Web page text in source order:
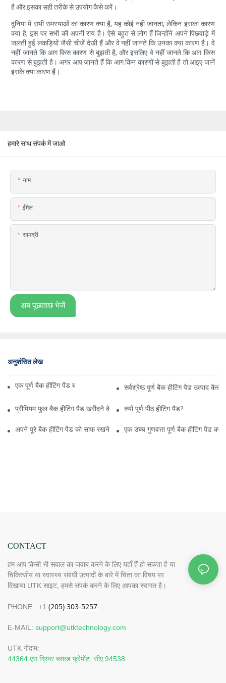
है और इसका सही तरीके से उपयोग कैसे करें।
दुनिया में सभी समस्याओं का कारण क्या है, यह कोई नहीं जानता, लेकिन इसका कारण
क्या है, इस पर सभी की अपनी राय है। ऐसे बहुत से लोग हैं जिन्होंने अपने पिछवाड़े में
जलती हुई लकड़ियों जैसी चीजें देखी हैं और वे नहीं जानते कि उनका क्या कारण है। वे
नहीं जानते कि आग किस कारण से बुझती है, और इसलिए वे नहीं जानते कि आग किस
कारण से बुझती है। अगर आप जानते हैं कि आग किन कारणों से बुझती है तो आइए जानें
इसके क्या कारण हैं।
हमारे साथ संपर्क में जाओ
नाम
ईमेल
सामग्री
अब पूछताछ भेजें
अनुशंसित लेख
एक पूर्ण बैक हीटिंग पैड बनाने के लिए 5 आसान कदमसर्वश्रेष्ठ पूर्ण बैक हीटिंग पैड उत्पाद कैसे
प्रीमियम फुल बैक हीटिंग पैड खरीदने के लिए एक गाइडक्यों पूर्ण पीठ हीटिंग पैड?
अपने पूरे बैक हीटिंग पैड को साफ रखने के टिप्स और तरीकेएक उच्च गुणवत्ता पूर्ण बैक हीटिंग पैड क्या
CONTACT
हम आप किसी भी सवाल का जवाब करने के लिए यहाँ हैं हो सकता है या
चिकित्सीय या स्वास्थ्य संबंधी उत्पादों के बारे में चिंता का विषय पर
दिखाया UTK साइट, हमसे संपर्क करने के लिए आपका स्वागत है।
PHONE : +1
E-MAIL: support@utktechnology.com
UTK गोदाम:
44364 एस ग्रिमर ब्लाव्ड फ्रेमोंट, सीए 94538